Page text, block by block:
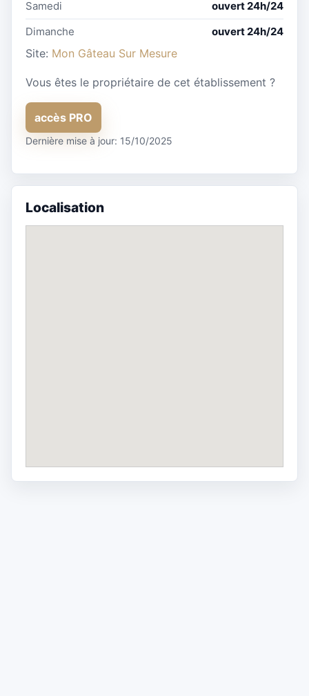
Samedi
ouvert 24h/24
Dimanche
ouvert 24h/24
Site: Mon Gâteau Sur Mesure
Vous êtes le propriétaire de cet établissement ?
accès PRO
Dernière mise à jour: 15/10/2025
Localisation